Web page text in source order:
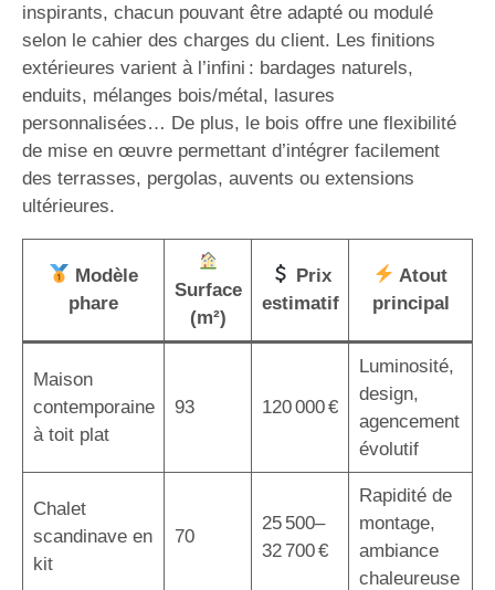
inspirants, chacun pouvant être adapté ou modulé
selon le cahier des charges du client. Les finitions
extérieures varient à l’infini : bardages naturels,
enduits, mélanges bois/métal, lasures
personnalisées… De plus, le bois offre une flexibilité
de mise en œuvre permettant d’intégrer facilement
des terrasses, pergolas, auvents ou extensions
ultérieures.
Modèle
phare
Surface
(m²)
Prix
estimatif
Atout
principal
Maison
contemporaine
à toit plat
93 120 000 €
Luminosité,
design,
agencement
évolutif
Chalet
scandinave en
kit
70
25 500–
32 700 €
Rapidité de
montage,
ambiance
chaleureuse